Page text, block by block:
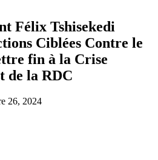
Félix Tshisekedi
Ciblées Contre le
fin à la Crise
de la RDC
26, 2024